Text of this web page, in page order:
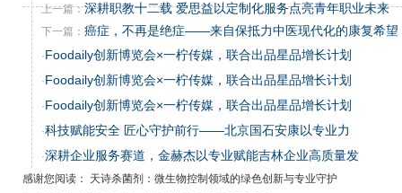
上一篇：深耕职教十二载 爱思益以定制化服务点亮青年职业未来
下一篇： 癌症，不再是绝症——来自保抵力中医现代化的康复希望
·Foodaily创新博览会×一柠传媒，联合出品星品增长计划
·Foodaily创新博览会×一柠传媒，联合出品星品增长计划
·Foodaily创新博览会×一柠传媒，联合出品星品增长计划
·科技赋能安全 匠心守护前行——北京国石安康以专业力
·深耕企业服务赛道，金赫杰以专业赋能吉林企业高质量发
感谢您阅读： 天诗杀菌剂：微生物控制领域的绿色创新与专业守护